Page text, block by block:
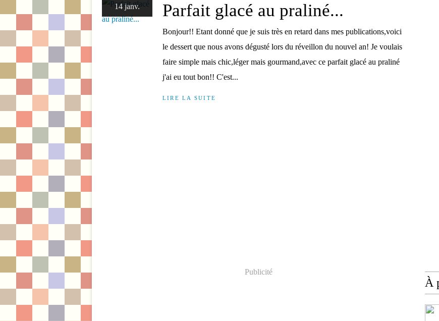
14 janv. Parfait glacé au praliné...
Bonjour!! Etant donné que je suis très en retard dans mes publications,voici
le dessert que nous avons dégusté lors du réveillon du nouvel an! Je voulais
faire simple mais chic,léger mais gourmand,avec ce parfait glacé au praliné
j'ai eu tout bon!! C'est...
LIRE LA SUITE
Publicité
À